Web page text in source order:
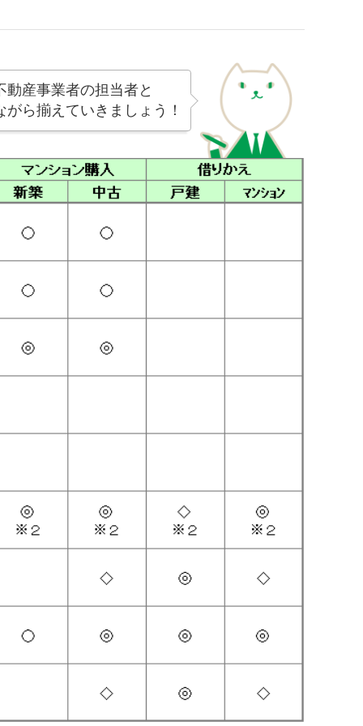
動産事業者の担当者と
がら揃えていきましょう！